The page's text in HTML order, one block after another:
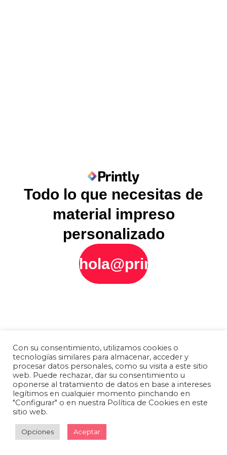
Todo lo que necesitas de
material impreso
personalizado
hola@printly.es
Con su consentimiento, utilizamos cookies o
tecnologías similares para almacenar, acceder y
procesar datos personales, como su visita a este sitio
web. Puede rechazar, dar su consentimiento u
oponerse al tratamiento de datos en base a intereses
legítimos en cualquier momento pinchando en
"Configurar" o en nuestra Política de Cookies en este
sitio web.
Opciones Aceptar